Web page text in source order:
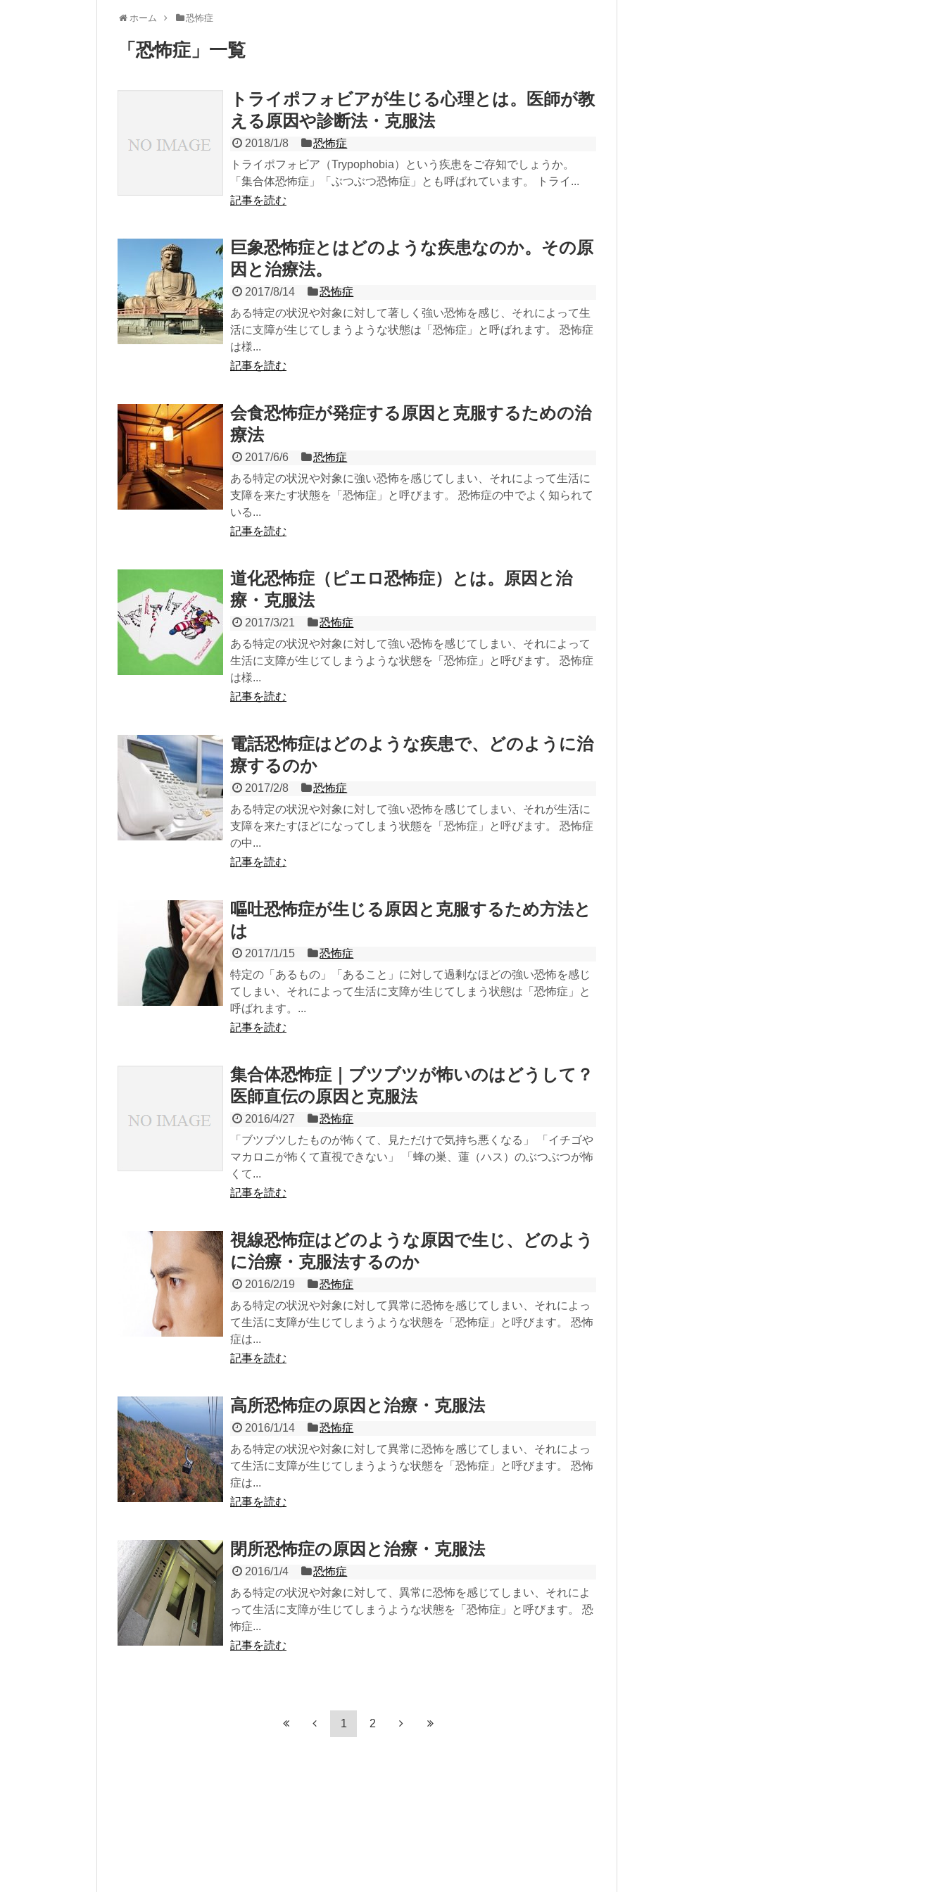
ホーム 恐怖症
「 恐怖症 」 一覧
トライポフォビアが生じる心理とは。医師が教
える原因や診断法・克服法
2018/1/8
恐怖症
トライポフォビア（Trypophobia）という疾患をご存知でしょうか。
「集合体恐怖症」「ぶつぶつ恐怖症」とも呼ばれています。 トライ...
記事を読む
巨象恐怖症とはどのような疾患なのか。その原
因と治療法。
2017/8/14
恐怖症
ある特定の状況や対象に対して著しく強い恐怖を感じ、それによって生
活に支障が生じてしまうような状態は「恐怖症」と呼ばれます。 恐怖症
は様...
記事を読む
会食恐怖症が発症する原因と克服するための治
療法
2017/6/6
恐怖症
ある特定の状況や対象に強い恐怖を感じてしまい、それによって生活に
支障を来たす状態を「恐怖症」と呼びます。 恐怖症の中でよく知られて
いる...
記事を読む
道化恐怖症（ピエロ恐怖症）とは。原因と治
療・克服法
2017/3/21
恐怖症
ある特定の状況や対象に対して強い恐怖を感じてしまい、それによって
生活に支障が生じてしまうような状態を「恐怖症」と呼びます。 恐怖症
は様...
記事を読む
電話恐怖症はどのような疾患で、どのように治
療するのか
2017/2/8
恐怖症
ある特定の状況や対象に対して強い恐怖を感じてしまい、それが生活に
支障を来たすほどになってしまう状態を「恐怖症」と呼びます。 恐怖症
の中...
記事を読む
嘔吐恐怖症が生じる原因と克服するため方法と
は
2017/1/15
恐怖症
特定の「あるもの」「あること」に対して過剰なほどの強い恐怖を感じ
てしまい、それによって生活に支障が生じてしまう状態は「恐怖症」と
呼ばれます。...
記事を読む
集合体恐怖症｜ブツブツが怖いのはどうして？
医師直伝の原因と克服法
2016/4/27
恐怖症
「ブツブツしたものが怖くて、見ただけで気持ち悪くなる」 「イチゴや
マカロニが怖くて直視できない」 「蜂の巣、蓮（ハス）のぶつぶつが怖
くて...
記事を読む
視線恐怖症はどのような原因で生じ、どのよう
に治療・克服法するのか
2016/2/19
恐怖症
ある特定の状況や対象に対して異常に恐怖を感じてしまい、それによっ
て生活に支障が生じてしまうような状態を「恐怖症」と呼びます。 恐怖
症は...
記事を読む
高所恐怖症の原因と治療・克服法
2016/1/14
恐怖症
ある特定の状況や対象に対して異常に恐怖を感じてしまい、それによっ
て生活に支障が生じてしまうような状態を「恐怖症」と呼びます。 恐怖
症は...
記事を読む
閉所恐怖症の原因と治療・克服法
2016/1/4
恐怖症
ある特定の状況や対象に対して、異常に恐怖を感じてしまい、それによ
って生活に支障が生じてしまうような状態を「恐怖症」と呼びます。 恐
怖症...
記事を読む
1 2